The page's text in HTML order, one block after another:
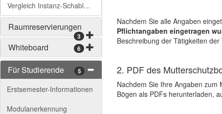
Vergleich Instanz-Schablone
Raumreservierungen
3
Whiteboard 6
Für Studierende 5
Erstsemester-Informationen
Modulanerkennung
Nachdem Sie alle Angaben
Pflichtangaben eingetragen
Beschreibung der Tätigkeiten
2. PDF des
Nachdem Sie Ihre Angaben
Bögen als PDFs herunterladen,